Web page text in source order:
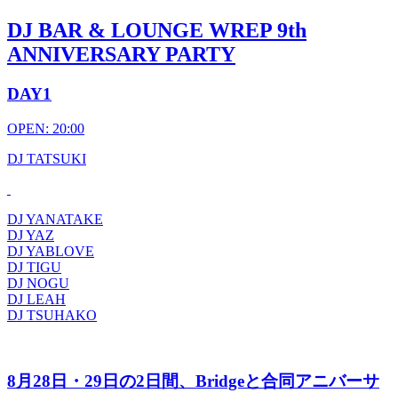
DJ BAR & LOUNGE WREP 9th
ANNIVERSARY PARTY
DAY1
OPEN: 20:00
DJ TATSUKI
DJ YANATAKE
DJ YAZ
DJ YABLOVE
DJ TIGU
DJ NOGU
DJ LEAH
DJ TSUHAKO
8月28日・29日の2日間、Bridgeと合同アニバーサ